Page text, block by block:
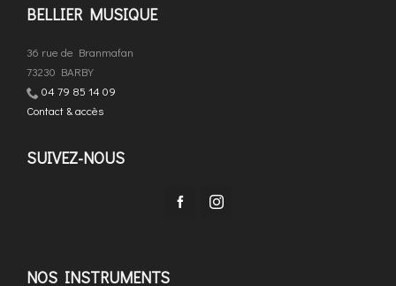
BELLIER MUSIQUE
36 rue de Branmafan
73230 BARBY
04 79 85 14 09
Contact & accès
SUIVEZ-NOUS
NOS INSTRUMENTS